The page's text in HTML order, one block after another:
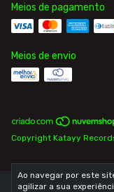
Ao navegar por este
agilizar a sua
Meios de pagamento
Meios de envio
Copyright Katayy